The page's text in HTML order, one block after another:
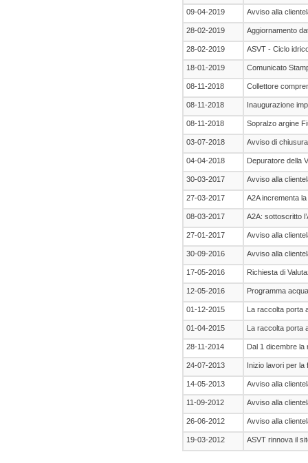
09-04-2019 Avviso alla
28-02-2019 Aggiornamento
28-02-2019 ASVT - Ciclo
18-01-2019 Comunicato
08-11-2018 Collettore
08-11-2018 Inaugurazione
08-11-2018 Sopralzo argine
03-07-2018 Avviso di chiusura
04-04-2018 Depuratore della
30-03-2017 Avviso alla
27-03-2017 A2A incrementa
08-03-2017 A2A: sottoscritto
27-01-2017 Avviso alla
30-09-2016 Avviso alla
17-05-2016 Richiesta di
12-05-2016 Programma
01-12-2015 La raccolta porta
01-04-2015 La raccolta porta
28-11-2014 Dal 1 dicembre la
24-07-2013 Inizio lavori per la
14-05-2013 Avviso alla
11-09-2012 Avviso alla
26-06-2012 Avviso alla
19-03-2012 ASVT rinnova il